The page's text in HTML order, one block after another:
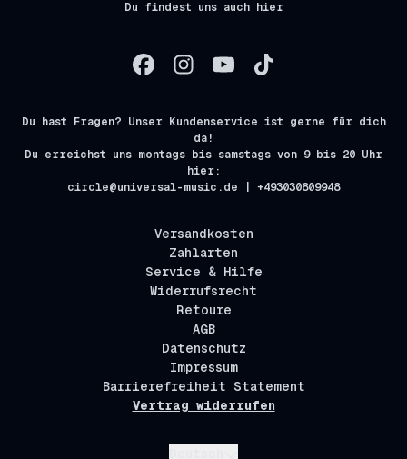
Du findest uns auch hier
Du hast Fragen? Unser Kundenservice ist gerne für dich
da!
Du erreichst uns montags bis samstags von 9 bis 20 Uhr
hier:
circle@universal-music.de | +493030809948
Versandkosten
Zahlarten
Service & Hilfe
Widerrufsrecht
Retoure
AGB
Datenschutz
Impressum
Barrierefreiheit Statement
Vertrag widerrufen